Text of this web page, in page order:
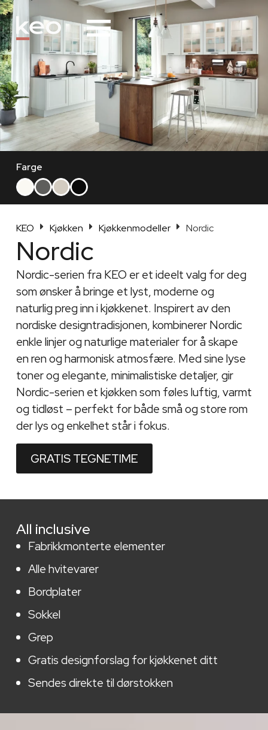
Farge
Alternative:
KEO Kjøkken Kjøkkenmodeller Nordic
Nordic
Nordic-serien fra KEO er et ideelt valg for deg
som ønsker å bringe et lyst, moderne og
naturlig preg inn i kjøkkenet. Inspirert av den
nordiske designtradisjonen, kombinerer Nordic
enkle linjer og naturlige materialer for å skape
en ren og harmonisk atmosfære. Med sine lyse
toner og elegante, minimalistiske detaljer, gir
Nordic-serien et kjøkken som føles luftig, varmt
og tidløst – perfekt for både små og store rom
der lys og enkelhet står i fokus.
GRATIS TEGNETIME
All inclusive
Fabrikkmonterte elementer
Alle hvitevarer
Bordplater
Sokkel
Grep
Gratis designforslag for kjøkkenet ditt
Sendes direkte til dørstokken